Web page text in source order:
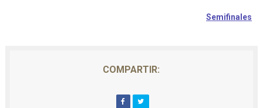
Semifinales
COMPARTIR: